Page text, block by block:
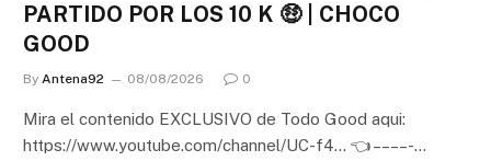
PARTIDO POR LOS 10 K 🤑 | CHOCO
GOOD
By Antena92 08/08/2026 0
Mira el contenido EXCLUSIVO de Todo Good aqui:
https://www.youtube.com/channel/UC-f4… 👈 – – – – -…